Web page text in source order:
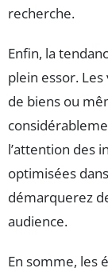
recherche.
Enfin, la
plein essor.
de biens ou
l’attention des
optimisées
démarquerez
audience.
En somme, les